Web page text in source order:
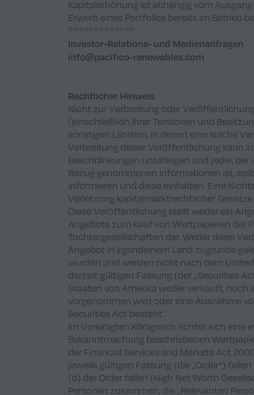
Kapitalerhöhung ist abhängig vom
Erwerb eines Portfolios bereits im Betrieb
*************
Investor-Relations- und Medienanfragen
info@pacifico-renewables.com
Rechtlicher Hinweis
Nicht zur Verbreitung oder
(einschließlich ihrer Territorien und
sonstigen Ländern, in denen eine solche
Verbreitung dieser Veröffentlichung kann
Beschränkungen unterliegen und jeder,
Bezug genommenen Informationen ist,
informieren und diese einhalten. Eine
Verletzung kapitalmarktrechtlicher
Diese Veröffentlichung stellt weder ein
Angebots zum Kauf von Wertpapieren der
Tochtergesellschaften dar. Weder diese
Angebot in irgendeinem Land zugrunde
wurden und werden nicht nach dem
derzeit gültigen Fassung (der „Securities
Staaten von Amerika weder verkauft, noch
vorgenommen wird oder eine Ausnahme
Securities Act besteht.
Im Vereinigten Königreich richtet sich eine
Bekanntmachung beschriebenen
der Financial Services and Markets Act
jeweils gültigen Fassung (die „Order“)
(d) der Order fallen (High Net Worth
Personen zusammen, die „Relevanten